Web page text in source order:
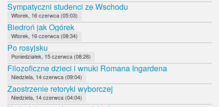
Sympatyczni studenci ze Wschodu
Wtorek, 16 czerwca (05:03)
Biedroń jak Ogórek
Wtorek, 16 czerwca (08:34)
Po rosyjsku
Poniedziałek, 15 czerwca (08:26)
Filozoficzne dzieci i wnuki Romana Ingardena
Niedziela, 14 czerwca (09:04)
Zaostrzenie retoryki wyborczej
Niedziela, 14 czerwca (04:04)